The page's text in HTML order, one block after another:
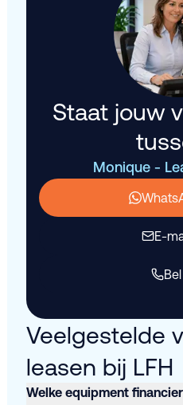
Staat jouw
Monique -
E-
Veelgestelde
leasen bij LFH
Welke equipment